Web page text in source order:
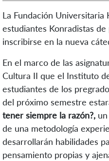
La Fundación Universitaria
estudiantes Konradistas
inscribirse en la nueva
En el marco de las
Cultura II que el Instituto
estudiantes de los
del próximo semestre
tener siempre la razón?,
de una metodología
desarrollarán habilidades
pensamiento propias y